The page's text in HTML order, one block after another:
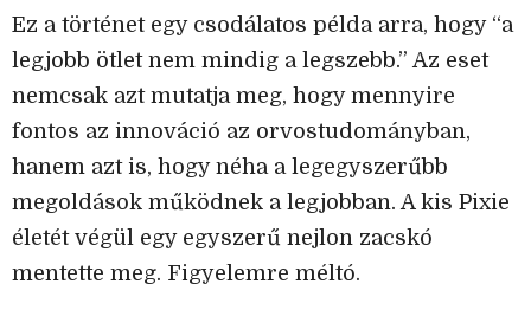
Ez a történet egy csodálatos példa arra, hogy “a
legjobb ötlet nem mindig a legszebb.” Az eset
nemcsak azt mutatja meg, hogy mennyire
fontos az innováció az orvostudományban,
hanem azt is, hogy néha a legegyszerűbb
megoldások működnek a legjobban. A kis Pixie
életét végül egy egyszerű nejlon zacskó
mentette meg. Figyelemre méltó.